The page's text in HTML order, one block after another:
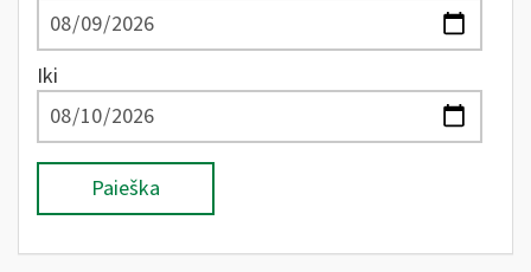
Iki
Paieška